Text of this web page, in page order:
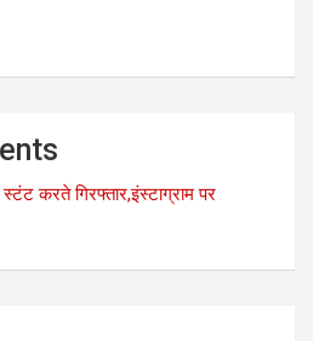
करते गिरफ्तार,इंस्टाग्राम पर